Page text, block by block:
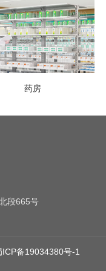
药房
段665号
ICP备19034380号-1